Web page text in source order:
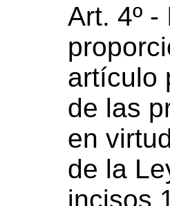
Art. 4º
artículo
de las
en
de la
incisos